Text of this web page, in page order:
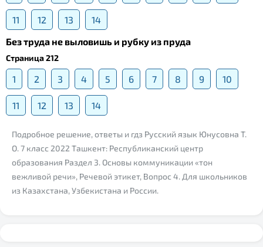
11 12 13
14
Без труда не выловишь и рубку из пруда
Страница 212
1 2 3 4 5 6 7 8 9 10
11 12 13 14
Подробное решение, ответы и гдз Русский язык Юнусовна Т.
О. 7 класс 2022 Ташкент: Республиканский центр
образования Раздел 3. Основы коммуникации «тон
вежливой речи», Речевой этикет, Вопрос 4. Для школьников
из Казахстана, Узбекистана и России.